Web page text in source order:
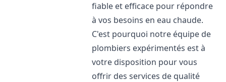
fiable et efficace pour répondre
à vos besoins en eau chaude.
C'est pourquoi notre équipe de
plombiers expérimentés est à
votre disposition pour vous
offrir des services de qualité